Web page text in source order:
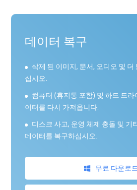
데이터 복구
삭제 된 이미지, 문서, 오디오 및
십시오.
컴퓨터 (휴지통 포함) 및 하드 드라
이터를 다시 가져옵니다.
디스크 사고, 운영 체제 충돌 및 기
데이터를 복구하십시오.
무료 다운로드